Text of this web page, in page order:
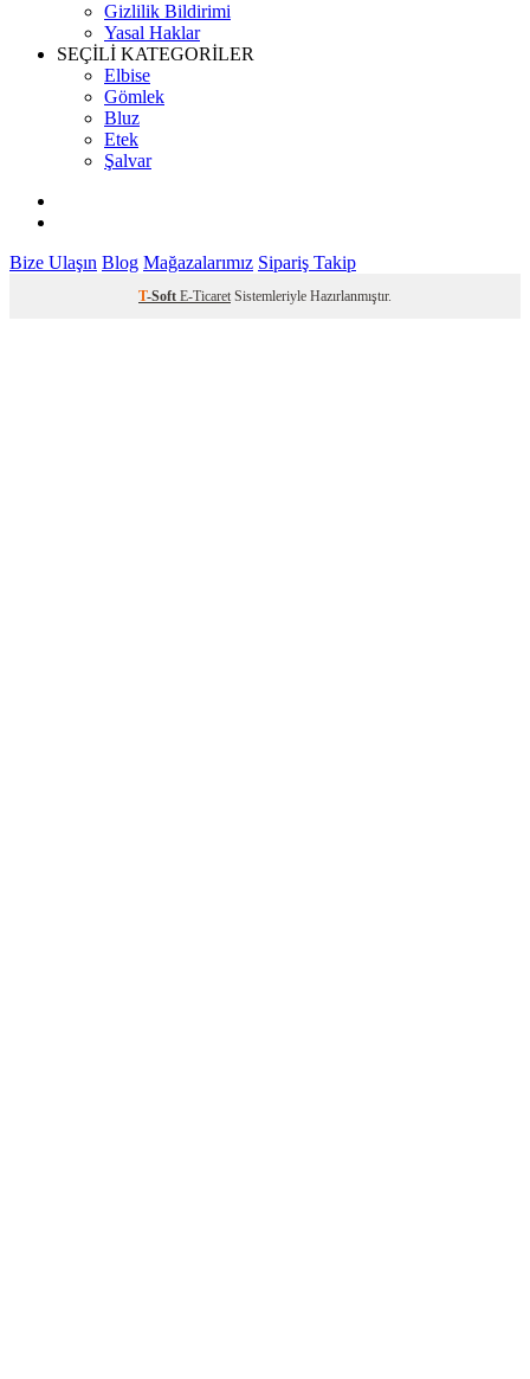
Gizlilik Bildirimi
Yasal Haklar
SEÇİLİ KATEGORİLER
Elbise
Gömlek
Bluz
Etek
Şalvar
Bize Ulaşın Blog Mağazalarımız Sipariş Takip
T-Soft E-Ticaret Sistemleriyle Hazırlanmıştır.